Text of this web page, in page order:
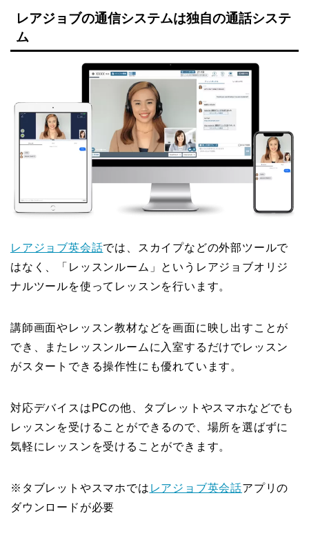
レアジョブの通信システムは独自の通話システ
ム
レアジョブ英会話では、スカイプなどの外部ツールで
はなく、「レッスンルーム」というレアジョブオリジ
ナルツールを使ってレッスンを行います。
講師画面やレッスン教材などを画面に映し出すことが
でき、またレッスンルームに入室するだけでレッスン
がスタートできる操作性にも優れています。
対応デバイスはPCの他、タブレットやスマホなどでも
レッスンを受けることができるので、場所を選ばずに
気軽にレッスンを受けることができます。
※タブレットやスマホでは レアジョブ英会話アプリの
ダウンロードが必要